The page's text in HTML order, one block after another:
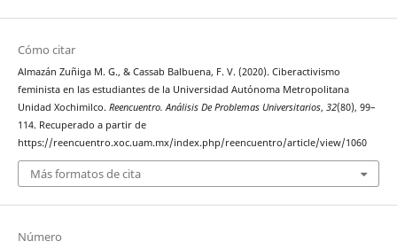
Cómo citar
Almazán Zuñiga M. G., & Cassab Balbuena, F. V. (2020). Ciberactivismo
feminista en las estudiantes de la Universidad Autónoma Metropolitana
Unidad Xochimilco. Reencuentro. Análisis De Problemas Universitarios, 32(80), 99–
114. Recuperado a partir de
https://reencuentro.xoc.uam.mx/index.php/reencuentro/article/view/1060
Más formatos de cita
Número